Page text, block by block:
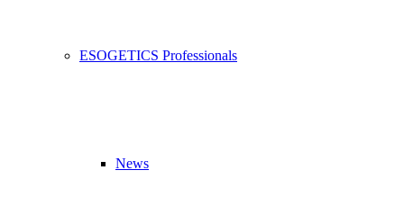
ESOGETICS Professionals
News